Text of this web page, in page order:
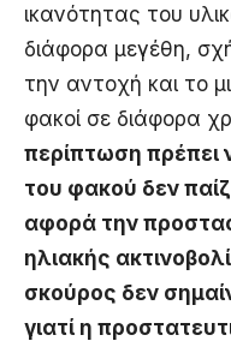
ικανότητας του
διάφορα μεγέθη,
την αντοχή και το
φακοί σε διάφορα
περίπτωση πρέπει
του φακού δεν
αφορά την
ηλιακής
σκούρος δεν
γιατί η